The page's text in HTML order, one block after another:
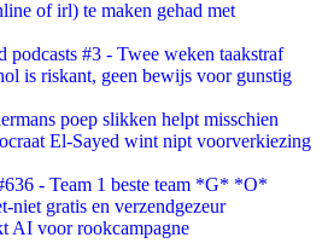
of irl) te maken gehad met
podcasts #3 - Twee weken taakstraf
is riskant, geen bewijs voor gunstig
poep slikken helpt misschien
El-Sayed wint nipt voorverkiezing
- Team 1 beste team *G* *O*
niet gratis en verzendgezeur
AI voor rookcampagne